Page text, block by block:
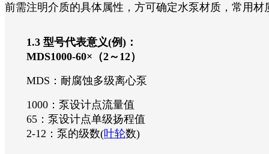
前需注明介质的具体属性，方可确定水泵材质，常用材
1.3 型号代表意义(例)：
MDS1000-60×（2～12）
MDS：耐腐蚀多级离心泵
1000：泵设计点流量值
65：泵设计点单级扬程值
2-12：泵的级数(叶轮数)